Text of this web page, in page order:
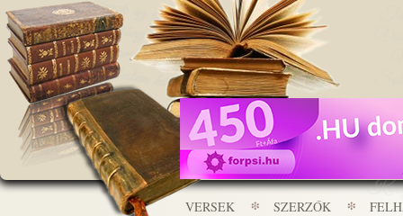
VERSEK SZERZŐK